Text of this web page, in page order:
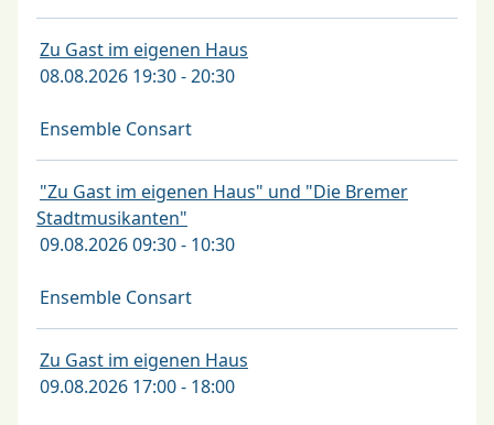
Zu Gast im eigenen Haus
08.08.2026 19:30 - 20:30
Ensemble Consart
"Zu Gast im eigenen Haus" und "Die Bremer
Stadtmusikanten"
09.08.2026 09:30 - 10:30
Ensemble Consart
Zu Gast im eigenen Haus
09.08.2026 17:00 - 18:00